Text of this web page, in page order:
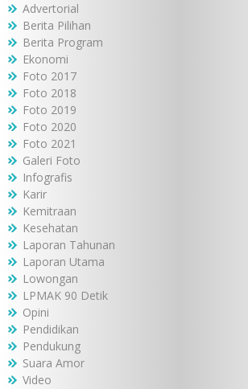
Advertorial
Berita Pilihan
Berita Program
Ekonomi
Foto 2017
Foto 2018
Foto 2019
Foto 2020
Foto 2021
Galeri Foto
Infografis
Karir
Kemitraan
Kesehatan
Laporan Tahunan
Laporan Utama
Lowongan
LPMAK 90 Detik
Opini
Pendidikan
Pendukung
Suara Amor
Video